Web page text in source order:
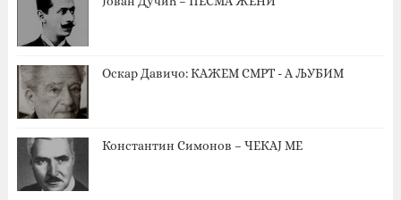
Оскар Давичо‎: КАЖЕМ СМРТ - А ЉУБИМ
Константин Симонов – ЧЕКАЈ МЕ